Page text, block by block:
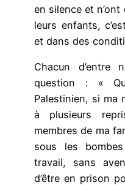
en silence et n’ont
leurs enfants,
et dans des
Chacun
question : «
Palestinien, si ma
à plusieurs
membres de ma
sous les
travail, sans
d’être en prison